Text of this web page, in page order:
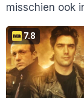
misschien ook
7.8